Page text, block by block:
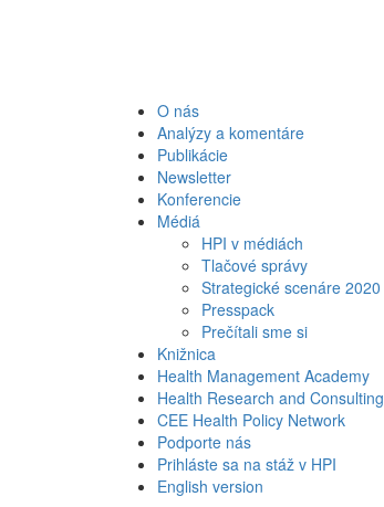
O nás
Analýzy a komentáre
Publikácie
Newsletter
Konferencie
Médiá
HPI v médiách
Tlačové správy
Strategické scenáre 2020
Presspack
Prečítali sme si
Knižnica
Health Management Academy
Health Research and Consulting
CEE Health Policy Network
Podporte nás
Prihláste sa na stáž v HPI
English version